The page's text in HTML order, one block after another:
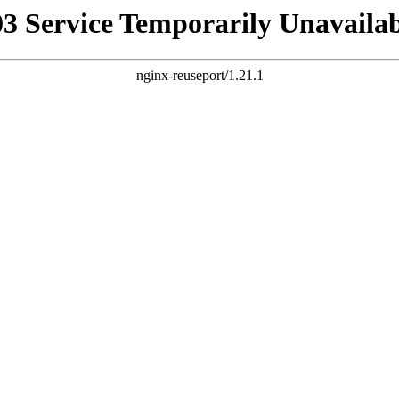
Service Temporarily
nginx-reuseport/1.21.1